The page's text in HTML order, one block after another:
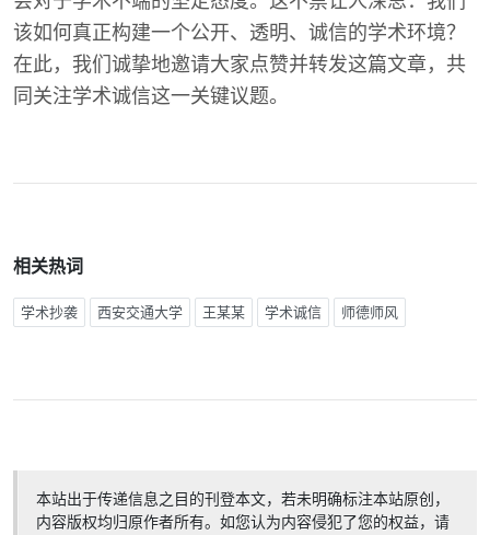
该如何真正构建一个公开、透明、诚信的学术环境？
在此，我们诚挚地邀请大家点赞并转发这篇文章，共
同关注学术诚信这一关键议题。
相关热词
学术抄袭 西安交通大学 王某某 学术诚信 师德师风
本站出于传递信息之目的刊登本文，若未明确标注本站原创，
内容版权均归原作者所有。如您认为内容侵犯了您的权益，请